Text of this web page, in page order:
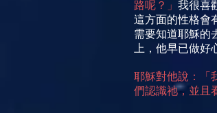
路呢？」 我很喜
這方面的性格會
需要知道耶穌的
上，他早已做
耶穌對他說：「
們認識祂，並且